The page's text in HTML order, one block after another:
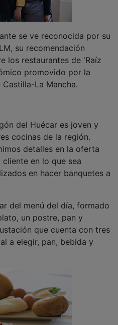
su recomendación
los restaurantes de 'Raíz
promovido por la
La Mancha.
cocinas de la región.
detalles en la oferta
en lo que sea
en hacer banquetes a
un postre, pan y
que cuenta con tres
a elegir, pan, bebida y